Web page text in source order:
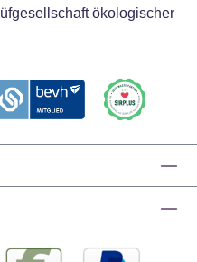
ökologischer